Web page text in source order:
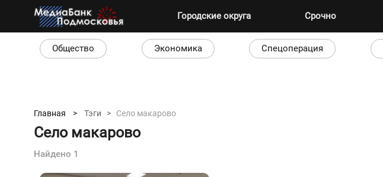
Городские округа Срочно
Общество Экономика Спецоперация
Главная > Тэги > Село макарово
Село макарово
Найдено 1